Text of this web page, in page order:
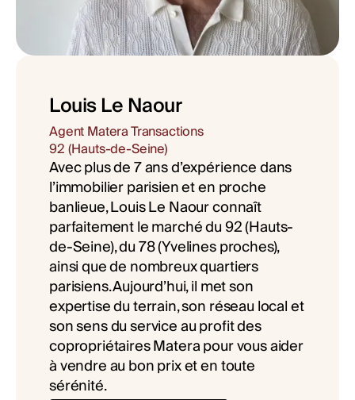
Louis Le Naour
Agent Matera Transactions
92 (Hauts-de-Seine)
Avec plus de 7 ans d’expérience dans
l’immobilier parisien et en proche
banlieue, Louis Le Naour connaît
parfaitement le marché du 92 (Hauts-
de-Seine), du 78 (Yvelines proches),
ainsi que de nombreux quartiers
parisiens. Aujourd’hui, il met son
expertise du terrain, son réseau local et
son sens du service au profit des
copropriétaires Matera pour vous aider
à vendre au bon prix et en toute
sérénité.